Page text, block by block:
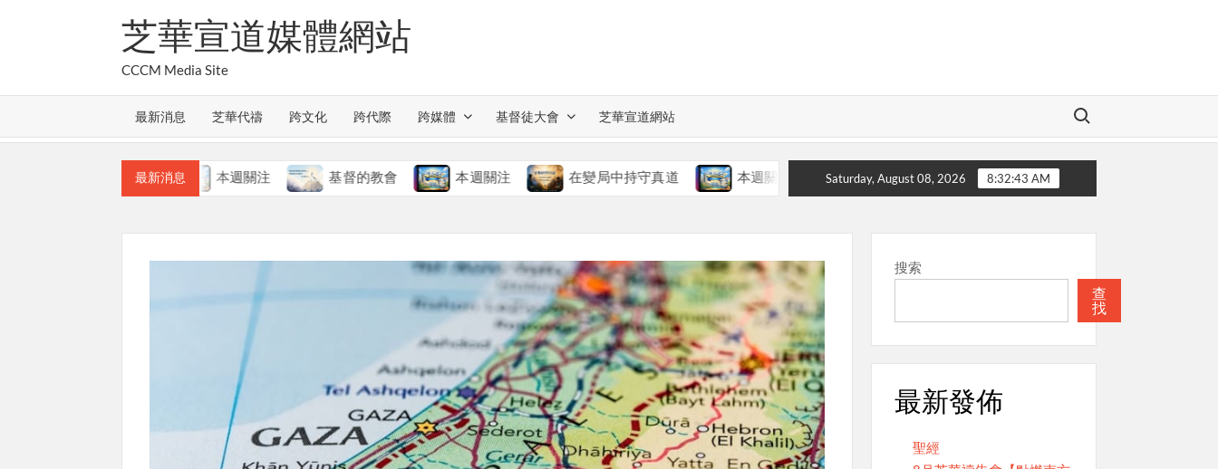
芝華宣道媒體網站
CCCM Media Site
最新消息 芝華代禱 跨文化 跨代際 跨媒體 基督徒大會 芝華宣道網站
Search for:
最新消息本週關注 基督的教會 本週關注 在變局中持守真道 本週關注 慈愛的神 本週關注
Saturday, August 08, 2026 8:32:44 AM
搜索
查
找
最新發佈
聖經